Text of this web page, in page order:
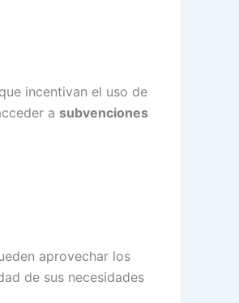
incentivan el uso de
a subvenciones
aprovechar los
de sus necesidades